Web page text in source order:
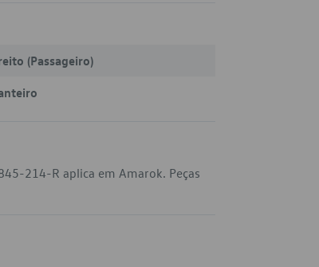
(Passageiro)
214-R aplica em Amarok. Peças